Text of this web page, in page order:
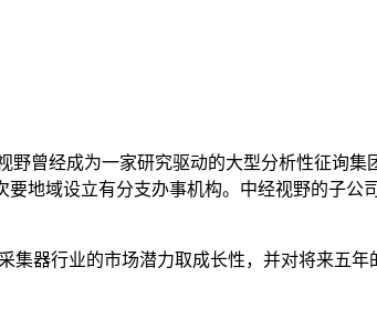
经成为一家研究驱动的大型分析性征询集
地域设立有分支办事机构。中经视野的子公
器行业的市场潜力取成长性，并对将来五年